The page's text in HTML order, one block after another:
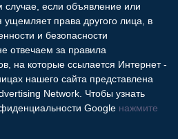
случае, если объявление или
права другого лица, в
и безопасности
отвечаем за правила
на которые ссылается Интернет -
нашего сайта представлена
Network. Чтобы узнать
Google нажмите